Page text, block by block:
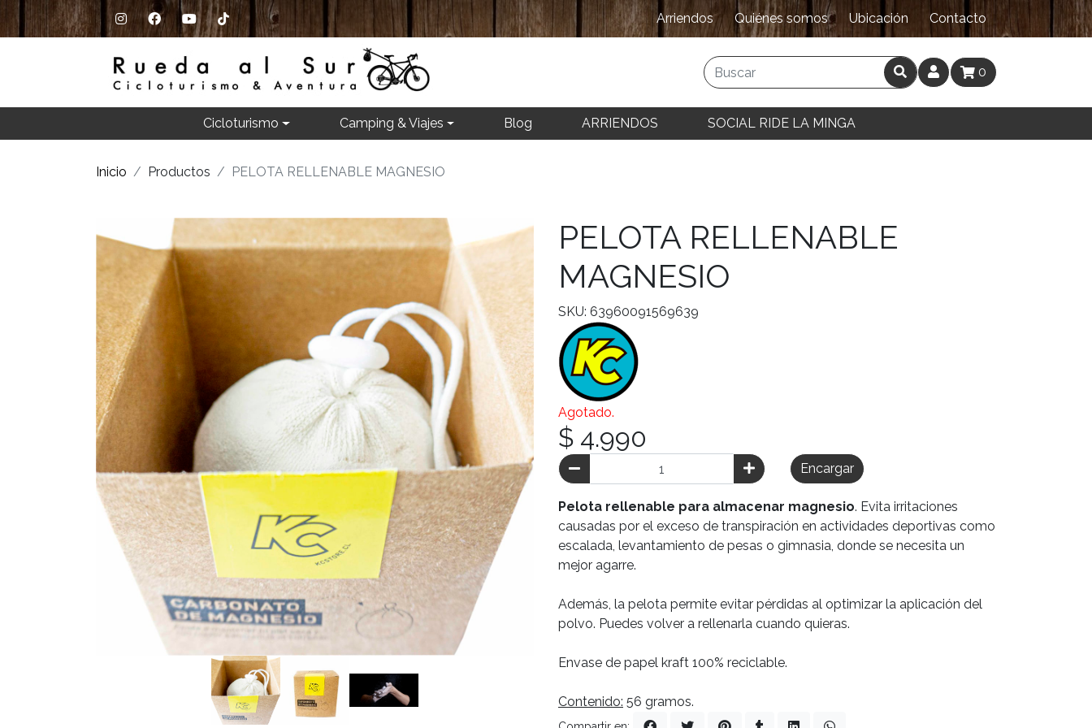
Arriendos Quiénes somos Ubicación Contacto
0
Cicloturismo Camping & Viajes Blog ARRIENDOS SOCIAL RIDE LA MINGA
Inicio Productos PELOTA RELLENABLE MAGNESIO
PELOTA RELLENABLE
MAGNESIO
SKU: 63960091569639
Agotado.
$ 4.990
Encargar
Pelota rellenable para almacenar magnesio. Evita irritaciones
causadas por el exceso de transpiración en actividades deportivas como
escalada, levantamiento de pesas o gimnasia, donde se necesita un
mejor agarre.
Además, la pelota permite evitar pérdidas al optimizar la aplicación del
polvo. Puedes volver a rellenarla cuando quieras.
Envase de papel kraft 100% reciclable.
Contenido: 56 gramos.